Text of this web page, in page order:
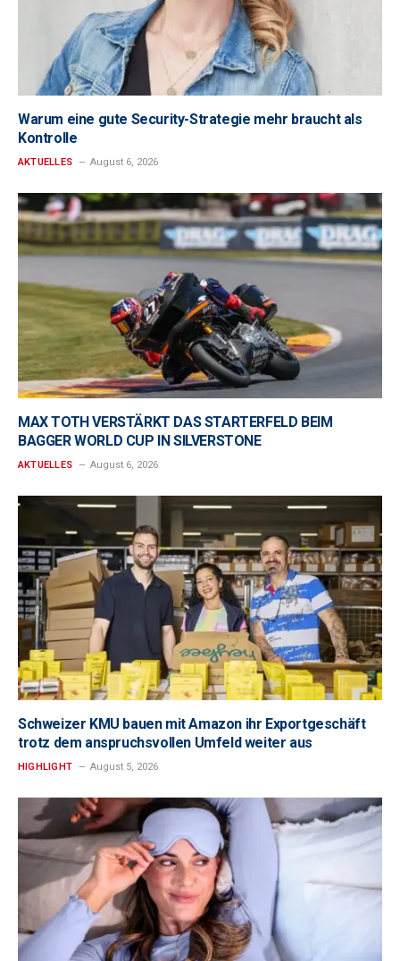
Warum eine gute Security-Strategie mehr braucht als
Kontrolle
AKTUELLES August 6, 2026
MAX TOTH VERSTÄRKT DAS STARTERFELD BEIM
BAGGER WORLD CUP IN SILVERSTONE
AKTUELLES August 6, 2026
Schweizer KMU bauen mit Amazon ihr Exportgeschäft
trotz dem anspruchsvollen Umfeld weiter aus
HIGHLIGHT August 5, 2026